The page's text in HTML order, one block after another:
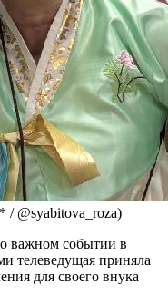
/ @syabitova_roza)
о важном событии в
телеведущая приняла
для своего внука